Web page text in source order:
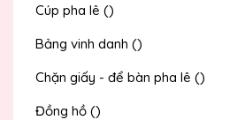
Cúp pha lê ()
Bảng vinh danh ()
Chặn giấy - để bàn pha lê ()
Đồng hồ ()